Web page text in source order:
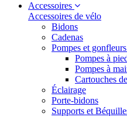
Accessoires
Accessoires de vélo
Bidons
Cadenas
Pompes et
Pompes à
Pompes à
Cartouches
Éclairage
Porte-bidons
Supports et